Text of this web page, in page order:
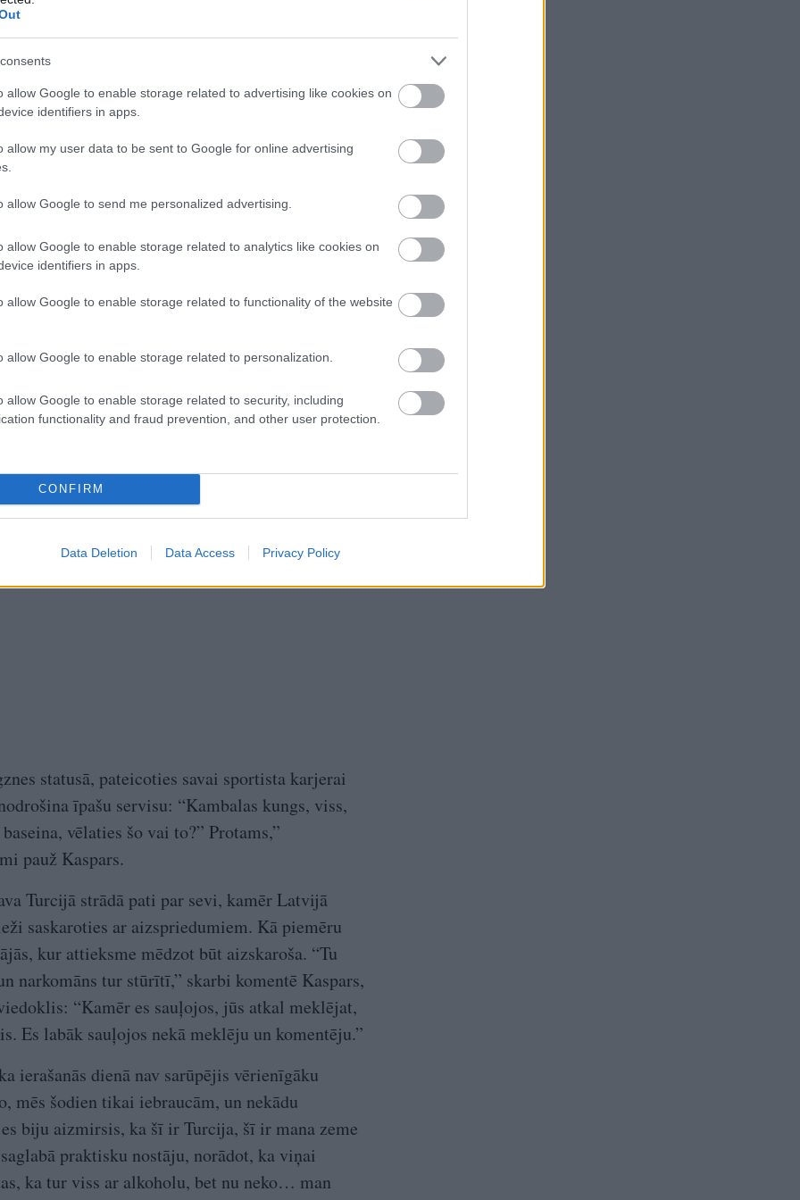
allow Google to enable storage related to advertising like cookies on
identifiers in apps.
allow my user data to be sent to Google for online advertising
allow Google to send me personalized advertising.
allow Google to enable storage related to analytics like cookies on
identifiers in apps.
allow Google to enable storage related to functionality of the website
allow Google to enable storage related to personalization.
allow Google to enable storage related to security, including
functionality and fraud prevention, and other user protection.
CONFIRM
Data Deletion Data Access Privacy Policy
cik gadu tagad ir
ka laikapstākļi vēl nav ideāli, taču sola
atvest uz siltāku… lai gan laiks nav tā, ka baigi
pa dienu, no rīta.” Viņš arī neslēpj savu
nedusmojies, sieva – es tev esmu teicis, es
vairāk kā pāris reizes, tāpēc ka es nevaru,
bars nebūtu un no kurienes.”
statusā, pateicoties savai sportista karjerai
īpašu servisu: “Kambalas kungs, viss,
vēlaties šo vai to?” Protams,”
pauž Kaspars.
Turcijā strādā pati par sevi, kamēr Latvijā
saskaroties ar aizspriedumiem. Kā piemēru
kur attieksme mēdzot būt aizskaroša. “Tu
narkomāns tur stūrītī,” skarbi komentē Kaspars,
“Kamēr es sauļojos, jūs atkal meklējat,
Es labāk sauļojos nekā meklēju un komentēju.”
ierašanās dienā nav sarūpējis vērienīgāku
mēs šodien tikai iebraucām, un nekādu
biju aizmirsis, ka šī ir Turcija, šī ir mana zeme
praktisku nostāju, norādot, ka viņai
ka tur viss ar alkoholu, bet nu neko… man